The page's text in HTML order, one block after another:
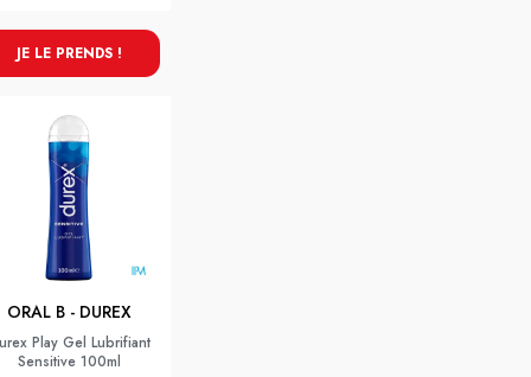
JE LE PRENDS !
ORAL B - DUREX
Play Gel Lubrifiant
Sensitive 100ml